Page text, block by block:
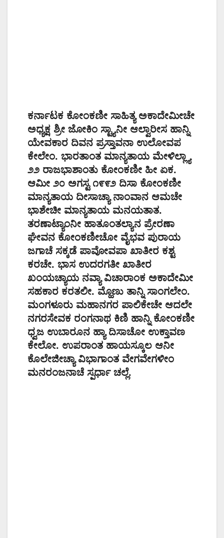
ಕರ್ನಾಟಕ ಕೋಂಕಣೀ ಸಾಹಿತ್ಯ ಅಕಾದೇಮೀಚೇ
ಅಧ್ಯಕ್ಷ ಶ್ರೀ ಜೋಕಿಂ ಸ್ಟ್ಯಾನೀ ಆಲ್ವಾರೀಸ ಹಾನ್ನಿ
ಯೇವಕಾರ ದಿವನ ಪ್ರಸ್ತಾವನಾ ಉಲೋವಪ
ಕೇಲೇಂ. ಭಾರತಾಂತ ಮಾನ್ಯತಾಯ ಮೇಳಿಲ್ಲ್ಯಾ
೨೨ ರಾಜಭಾಶಾಂತು ಕೋಂಕಣೀ ಹೀ ಏಕ.
ಆಮೀ ೨೦ ಅಗಸ್ಟ ೧೯೯೨ ದಿಸಾ ಕೋಂಕಣೀ
ಮಾನ್ಯತಾಯ ದೀಸಾಚ್ಯಾ ನಾಂವಾನ ಆಮಚೇ
ಭಾಶೇಚೀ ಮಾನ್ಯತಾಯ ಮನಯತಾತ.
ತರಣಾಟ್ಯಾಂನೀ ಹಾತೂಂತಲ್ಯಾನ ಪ್ರೇರಣಾ
ಘೇವನ ಕೋಂಕಣೀಚೋ ವೈಭವ ಪುರಾಯ
ಜಗಾಚೆ ಸಕ್ಕಡೆ ಪಾವೋವಪಾ ಖಾತೀರ ಕಶ್ಟ
ಕರಚೇ. ಭಾಸ ಉದರಗತೀ ಖಾತೀರ
ಖಂಯಚ್ಯಾಯ ನವ್ಯಾ ವಿಚಾರಾಂಕ ಅಕಾದೇಮೀ
ಸಹಕಾರ ಕರತಲೀ. ಮ್ಹೊಣು ತಾನ್ನಿ ಸಾಂಗಲೇಂ.
ಮಂಗಳೂರು ಮಹಾನಗರ ಪಾಲಿಕೇಚೇ ಆದಲೇ
ನಗರಸೇವಕ ರಂಗನಾಥ ಕಿಣಿ ಹಾನ್ನಿ ಕೋಂಕಣೀ
ಧ್ವಜ ಉಬಾರೂನ ಹ್ಯಾ ದಿಸಾಚೋ ಉಕ್ತಾವಣ
ಕೇಲೋ. ಉಪರಾಂತ ಹಾಯಸ್ಕೂಲ ಆನೀ
ಕೊಲೇಜೀಚ್ಯಾ ವಿಭಾಗಾಂತ ವೇಗವೇಗಳೀಂ
ಮನರಂಜನಾಚೆ ಸ್ಪರ್ಧಾ ಚಲ್ಲೆ.